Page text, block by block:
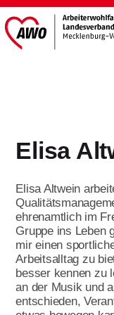
FSJ /
Jahre
Jetzt
Themen
Elisa
Elisa Altwein
ehrenamtlich im
Gruppe ins Leben
mir einen
Arbeitsalltag zu
besser kennen zu
an der Musik und
entschieden,